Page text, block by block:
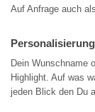
Auf Anfrage auch
Dein Wunschname
Highlight. Auf was
jeden Blick den Du